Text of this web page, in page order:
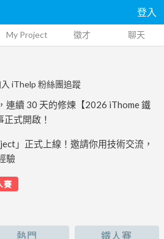
登入
My Project 徵才 聊天
iThelp 粉絲團追蹤
連續 30 天的修煉【2026 iThome 鐵
正式開啟！
」正式上線！邀請你用技術交流，
驗
賽
熱門 鐵人賽